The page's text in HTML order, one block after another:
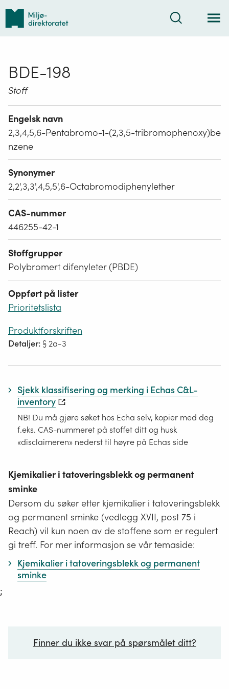
Tilbake
forsiden
Søk
BDE-198
Stoff
Engelsk navn
2,3,4,5,6-Pentabromo-1-(2,3,5-tribromophenoxy)be
nzene
Synonymer
2,2',3,3',4,5,5',6-Octabromodiphenylether
CAS-nummer
446255-42-1
Stoffgrupper
Polybromert difenyleter (PBDE)
Oppført på lister
Prioritetslista
Produktforskriften
Detaljer: § 2a-3
Sjekk klassifisering og merking i Echas C&L-
inventory
NB! Du må gjøre søket hos Echa selv, kopier med deg
f.eks. CAS-nummeret på stoffet ditt og husk
«disclaimeren» nederst til høyre på Echas side
Kjemikalier i tatoveringsblekk og permanent
sminke
Dersom du søker etter kjemikalier i tatoveringsblekk
og permanent sminke (vedlegg XVII, post 75 i
Reach) vil kun noen av de stoffene som er regulert
gi treff. For mer informasjon se vår temaside:
Kjemikalier i tatoveringsblekk og permanent
sminke
;
Finner du ikke svar på spørsmålet ditt?